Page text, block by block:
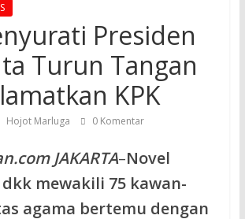
Presiden
Turun Tangan
KPK
Hojot Marluga 0 Komentar
JAKARTA–Novel
dkk mewakili 75 kawan-
agama bertemu dengan